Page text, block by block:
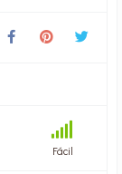
Fácil